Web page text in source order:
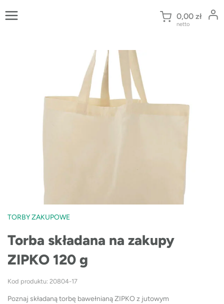
do
0,00 zł
netto
TORBY ZAKUPOWE
Torba składana na zakupy
ZIPKO 120 g
Kod produktu: 20804-17
Poznaj składaną torbę bawełnianą ZIPKO z jutowym